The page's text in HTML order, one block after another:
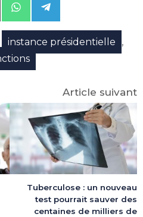
Share
on
WhatsApp
Share
on
Telegram
instance présidentielle ,
Article suivant
Tuberculose : un nouveau
test pourrait sauver des
centaines de milliers de